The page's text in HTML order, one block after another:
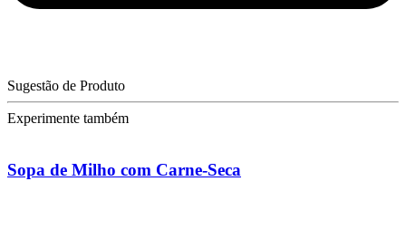
Sugestão de Produto
Experimente também
Sopa de Milho com Carne-Seca